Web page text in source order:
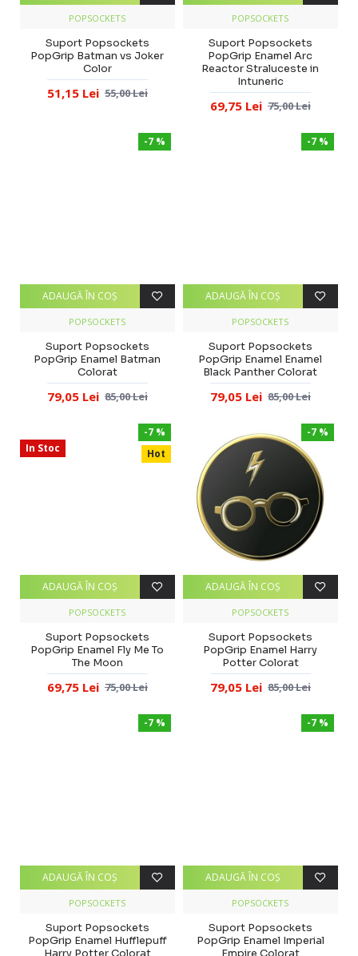
POPSOCKETS
Suport Popsockets
PopGrip Batman vs Joker
Color
51,15 Lei 55,00 Lei
POPSOCKETS
Suport Popsockets
PopGrip Enamel Arc
Reactor Straluceste in
Intuneric
69,75 Lei 75,00 Lei
-7 %
POPSOCKETS
Suport Popsockets
PopGrip Enamel Batman
Colorat
79,05 Lei 85,00 Lei
ADAUGĂ ÎN COŞ
-7 %
POPSOCKETS
Suport Popsockets
PopGrip Enamel Enamel
Black Panther Colorat
79,05 Lei 85,00 Lei
ADAUGĂ ÎN COŞ
Hot
-7 %
In Stoc
POPSOCKETS
Suport Popsockets
PopGrip Enamel Fly Me To
The Moon
69,75 Lei 75,00 Lei
ADAUGĂ ÎN COŞ
-7 %
POPSOCKETS
Suport Popsockets
PopGrip Enamel Harry
Potter Colorat
79,05 Lei 85,00 Lei
ADAUGĂ ÎN COŞ
-7 %
POPSOCKETS
Suport Popsockets
PopGrip Enamel Hufflepuff
Harry Potter Colorat
ADAUGĂ ÎN COŞ
-7 %
POPSOCKETS
Suport Popsockets
PopGrip Enamel Imperial
Empire Colorat
ADAUGĂ ÎN COŞ